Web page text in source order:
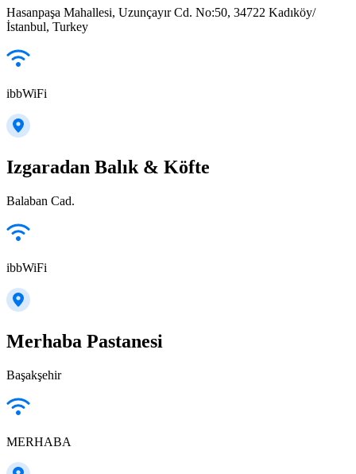
Hasanpaşa Mahallesi, Uzunçayır Cd. No:50, 34722 Kadıköy/
İstanbul, Turkey
ibbWiFi
Izgaradan Balık & Köfte
Balaban Cad.
ibbWiFi
Merhaba Pastanesi
Başakşehir
MERHABA